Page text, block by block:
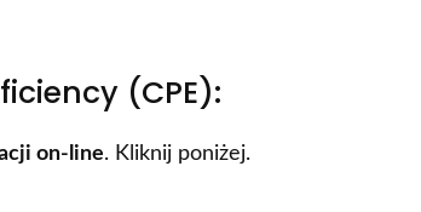
(CPE):
on-line. Kliknij poniżej.